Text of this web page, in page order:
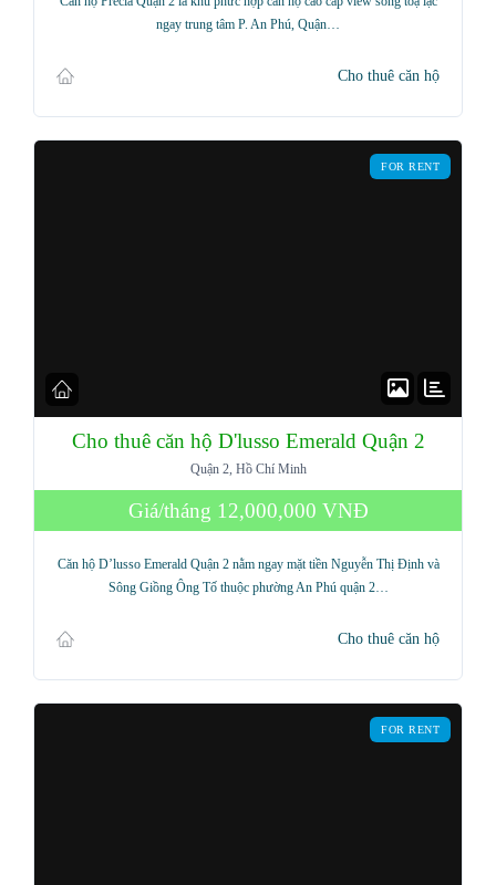
ngay trung tâm P. An Phú, Quận…
Cho thuê căn hộ
FOR RENT
Cho thuê căn hộ D'lusso Emerald Quận 2
Quận 2, Hồ Chí Minh
Giá/tháng 12,000,000 VNĐ
Căn hộ D’lusso Emerald Quận 2 nằm ngay mặt tiền Nguyễn Thị Định và
Sông Giồng Ông Tố thuộc phường An Phú quận 2…
Cho thuê căn hộ
FOR RENT
Log in
Don't have an account?Sign Up
Username